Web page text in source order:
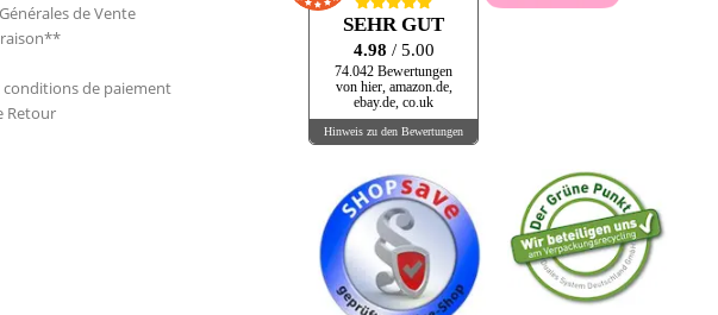
de Vente
conditions de paiement
Retour
SEHR GUT
4.98 / 5.00
74.042 Bewertungen
von hier, amazon.de,
ebay.de, co.uk
Hinweis zu den Bewertungen